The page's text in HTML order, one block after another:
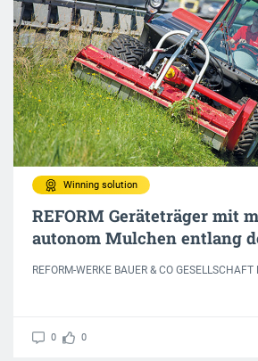
Winning solution
REFORM Geräteträger mit
autonom Mulchen entlang
REFORM-WERKE BAUER & CO
0 0